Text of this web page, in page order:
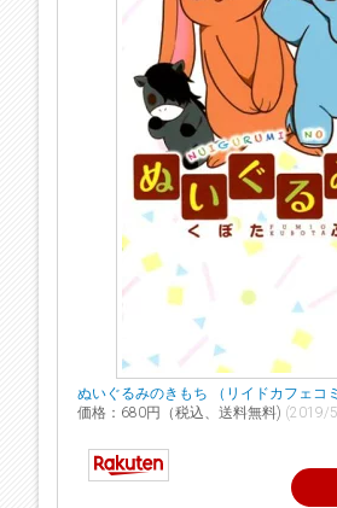
ぬいぐるみのきもち （リイドカフェコ
価格：680円（税込、送料無料) (2019/